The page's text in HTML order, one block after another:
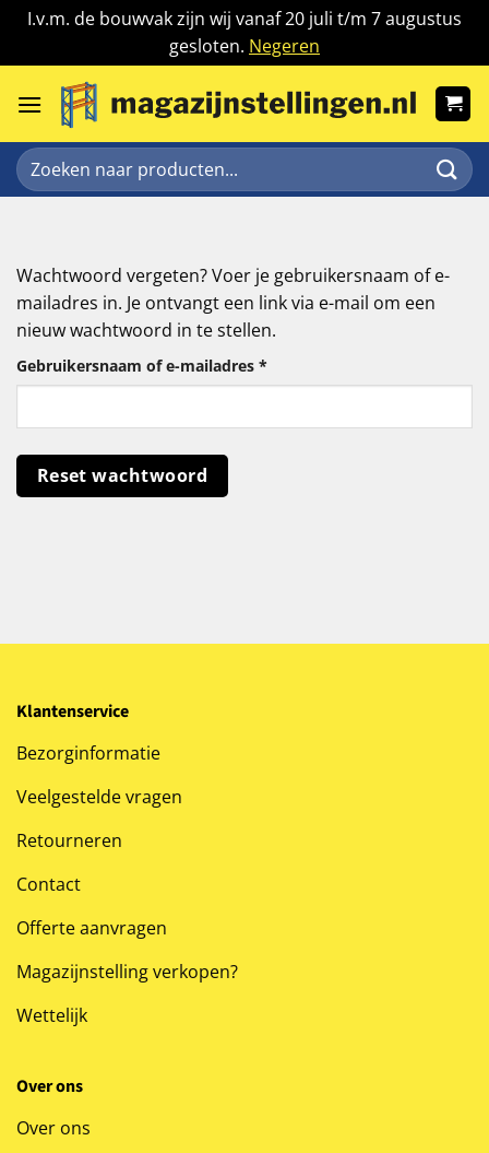
I.v.m. de bouwvak zijn wij vanaf 20 juli t/m 7 augustus
gesloten. Negeren
naar
Zoeken
naar:
Wachtwoord vergeten? Voer je gebruikersnaam of e-
mailadres in. Je ontvangt een link via e-mail om een
nieuw wachtwoord in te stellen.
Gebruikersnaam of e-mailadres *Vereist
Reset wachtwoord
Klantenservice
Bezorginformatie
Veelgestelde vragen
Retourneren
Contact
Offerte aanvragen
Magazijnstelling verkopen?
Wettelijk
Over ons
Over ons